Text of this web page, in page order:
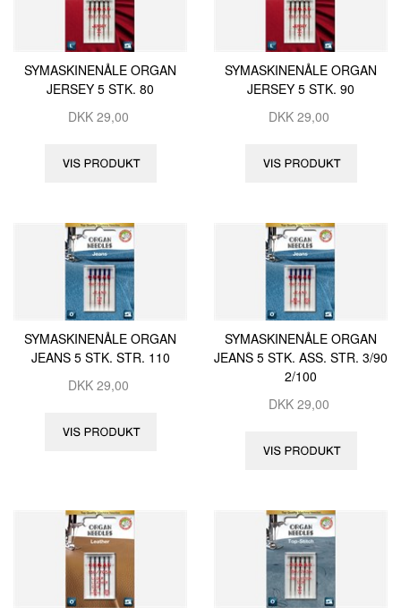
SYMASKINENÅLE ORGAN
JERSEY 5 STK. 80
DKK 29,00
SYMASKINENÅLE ORGAN
JERSEY 5 STK. 90
DKK 29,00
SYMASKINENÅLE ORGAN
JEANS 5 STK. STR. 110
DKK 29,00
SYMASKINENÅLE ORGAN
JEANS 5 STK. ASS. STR. 3/90
2/100
DKK 29,00